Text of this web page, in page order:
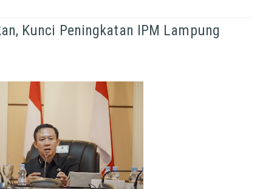
Kunci Peningkatan IPM Lampung